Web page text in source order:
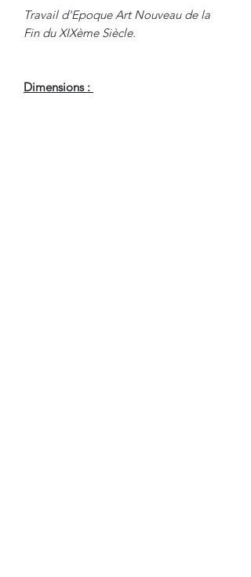
Travail d'Epoque Art Nouveau de la
Fin du XIXème Siècle.
Dimensions :